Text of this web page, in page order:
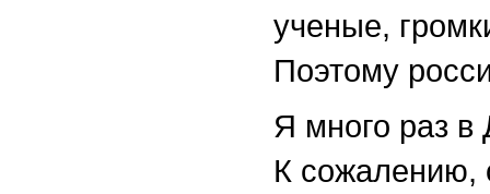
ученые,
Поэтому
Я много раз в
К сожалению,